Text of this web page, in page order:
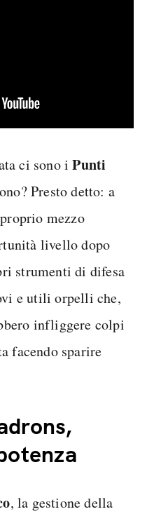
ci sono iPunti
Presto detto: a
mezzo
livello dopo
strumenti di difesa
e utili orpelli che,
infliggere colpi
facendo sparire
, la gestione della